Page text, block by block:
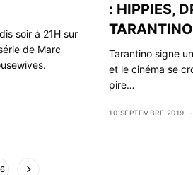
soir à 21H sur
de Marc
: HIPPIES,
TARANTINO
Tarantino signe
et le cinéma se
pire…
10 SEPTEMBRE 2019